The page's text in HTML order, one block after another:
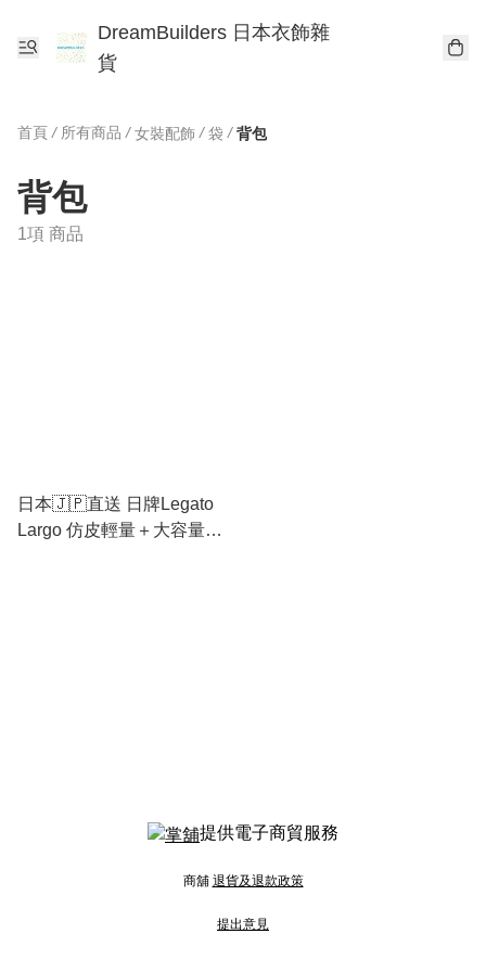
DreamBuilders 日本衣飾雜
貨
首頁 / 所有商品 / 女裝配飾 / 袋 / 背包
背包
1項 商品
日本🇯🇵直送 日牌Legato
Largo 仿皮輕量＋大容量＋
提供電子商貿服務
商舖 退貨及退款政策
提出意見